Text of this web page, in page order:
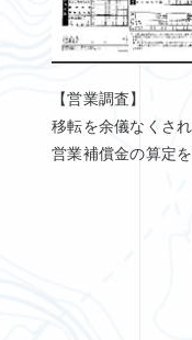
【営業調査】
移転を余儀なくさ
営業補償金の算定